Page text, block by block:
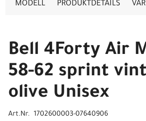
MODELL PRODUKTDETAILS
Bell 4Forty Air
58-62 sprint
olive Unisex
Art.Nr. 1702600003-07640906